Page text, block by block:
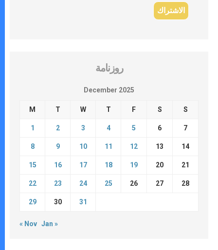
روزنامة
December 2025
M T W T F S S
1 2 3 4 5 6 7
8 9 10 11 12 13 14
15 16 17 18 19 20 21
22 23 24 25 26 27 28
29 30 31
« Nov Jan »